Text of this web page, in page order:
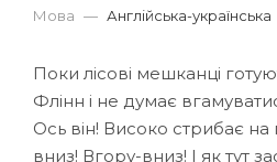
Мова — Англійська-українська
Поки лісові мешканці
Флінн і не думає
Ось він! Високо стрибає на
вниз! Вгору-вниз! І як тут